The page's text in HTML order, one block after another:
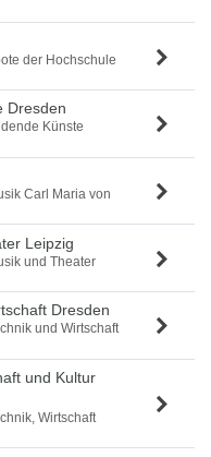
der Hochschule
Dresden
Künste
Carl Maria von
Leipzig
und Theater
Dresden
und Wirtschaft
und Kultur
Wirtschaft